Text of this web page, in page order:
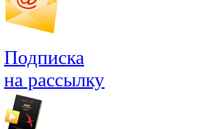
Подписка
на рассылку